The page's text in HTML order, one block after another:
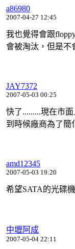
a86980
2007-04-27 12:45
我也覺得會跟
會被淘汰，但是不
JAY7372
2007-05-03 00:25
快了.........現在市
到時候廠商為了簡
amd12345
2007-05-03 19:20
希望SATA的光碟
中壢阿成
2007-05-04 22:11